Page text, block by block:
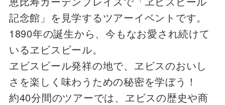
記念館」を見学するツアーイベントです。
1890年の誕生から、今もなお愛され続けて
いるヱビスビール。
ヱビスビール発祥の地で、ヱビスのおいし
さを楽しく味わうための秘密を学ぼう！
約40分間のツアーでは、ヱビスの歴史や商